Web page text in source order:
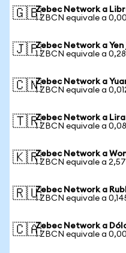
🇬🇧Zebec Network a
1 ZBCN equivale a
🇯🇵Zebec Network a Yen
1 ZBCN equivale a
🇨🇳Zebec Network a
1 ZBCN equivale a
🇹🇷Zebec Network a
1 ZBCN equivale a
🇰🇷Zebec Network a
1 ZBCN equivale a
🇷🇺Zebec Network a
1 ZBCN equivale a
🇨🇦Zebec Network a
1 ZBCN equivale a